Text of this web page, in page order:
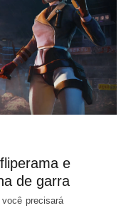
e
de garra
precisará